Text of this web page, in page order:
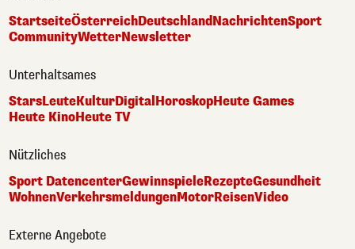
StartseiteÖsterreichDeutschlandNachrichtenSport
CommunityWetterNewsletter
Unterhaltsames
StarsLeuteKulturDigital HoroskopHeute Games
Heute KinoHeute TV
Nützliches
Sport DatencenterGewinnspieleRezepteGesundheit
WohnenVerkehrsmeldungenMotorReisenVideo
Externe Angebote